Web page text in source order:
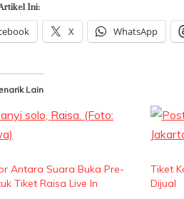
Ini:
X WhatsApp
Lain
Antara Suara Buka Pre-
Tiket Raisa Live In
Tiket
Dijual